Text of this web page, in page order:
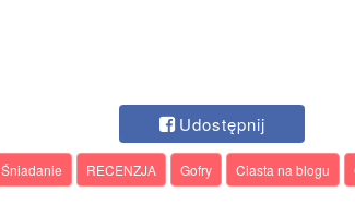
Udostępnij
Śniadanie RECENZJA Gofry Ciasta na blogu